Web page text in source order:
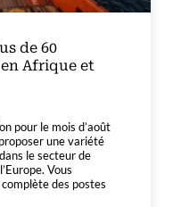
de 60
Afrique et
pour le mois d’août
une variété
le secteur de
Vous
des postes